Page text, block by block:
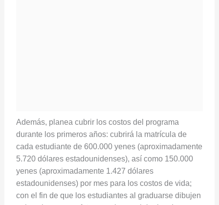
Además, planea cubrir los costos del programa
durante los primeros años: cubrirá la matrícula de
cada estudiante de 600.000 yenes (aproximadamente
5.720 dólares estadounidenses), así como 150.000
yenes (aproximadamente 1.427 dólares
estadounidenses) por mes para los costos de vida;
con el fin de que los estudiantes al graduarse dibujen